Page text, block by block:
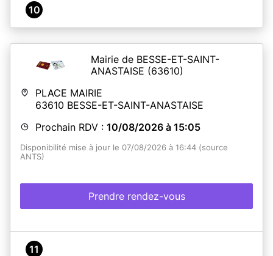
10
Mairie de BESSE-ET-SAINT-
ANASTAISE (63610)
PLACE MAIRIE
63610 BESSE-ET-SAINT-ANASTAISE
Prochain RDV : 10/08/2026 à 15:05
Disponibilité mise à jour le 07/08/2026 à 16:44 (source
ANTS)
Prendre rendez-vous
11